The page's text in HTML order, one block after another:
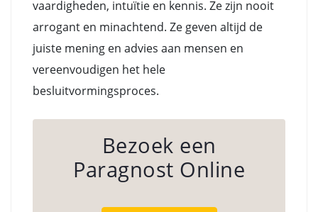
vaardigheden, intuïtie en kennis. Ze zijn nooit
arrogant en minachtend. Ze geven altijd de
juiste mening en advies aan mensen en
vereenvoudigen het hele
besluitvormingsproces.
Bezoek een
Paragnost Online